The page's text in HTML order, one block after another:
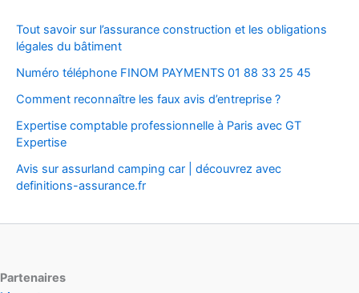
Tout savoir sur l’assurance construction et les obligations
légales du bâtiment
Numéro téléphone FINOM PAYMENTS 01 88 33 25 45
Comment reconnaître les faux avis d’entreprise ?
Expertise comptable professionnelle à Paris avec GT
Expertise
Avis sur assurland camping car | découvrez avec
definitions-assurance.fr
Partenaires